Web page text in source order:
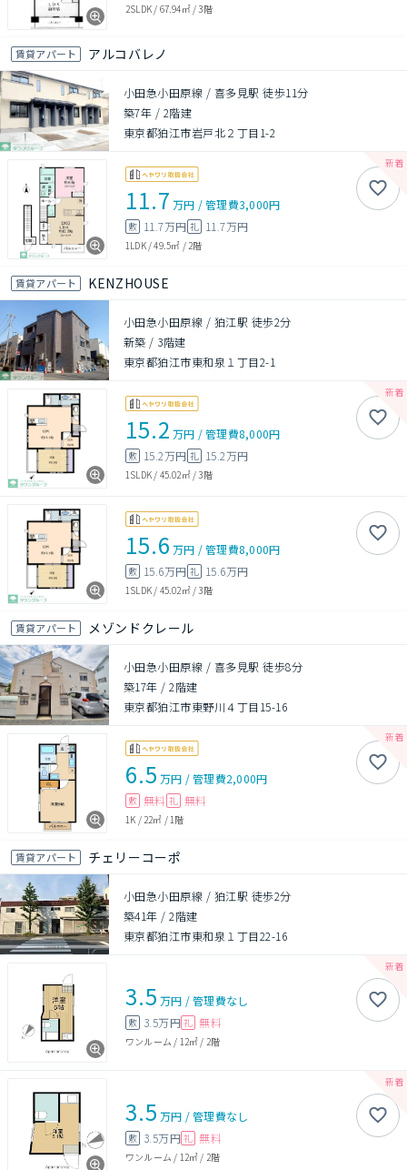
2SLDK / 67.94㎡/3階
賃貸アパート アルコバレノ
小田急小田原線 / 喜多見駅 徒歩11分
築7年 / 2階建
東京都狛江市岩戸北２丁目1-2
11.7 万円 /管理費3,000円
敷 11.7万円 礼 11.7万円
1LDK/49.5㎡ /2階
賃貸アパート KENZHOUSE
小田急小田原線 / 狛江駅 徒歩2分
新築 / 3階建
東京都狛江市東和泉１丁目2-1
15.2 万円 /管理費8,000円
敷 15.2万円 礼 15.2万円
1SLDK / 45.02㎡/3階
15.6 万円 /管理費8,000円
敷 15.6万円 礼 15.6万円
1SLDK / 45.02㎡/3階
賃貸アパート メゾンドクレール
小田急小田原線 / 喜多見駅 徒歩8分
築17年 /2階建
東京都狛江市東野川４丁目15-16
6.5 万円 /管理費2,000円
敷 無料 礼 無料
1K /22㎡ /1階
賃貸アパート チェリーコーポ
小田急小田原線 / 狛江駅 徒歩2分
築41年 /2階建
東京都狛江市東和泉１丁目22-16
3.5 万円 /管理費なし
敷 3.5万円 礼 無料
ワンルーム / 12㎡ / 2階
3.5 万円 /管理費なし
敷 3.5万円 礼 無料
ワンルーム / 12㎡ / 2階